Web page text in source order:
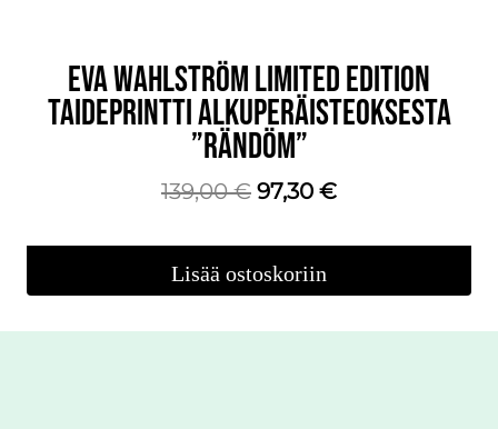
EVA WAHLSTRÖM LIMITED EDITION
TAIDEPRINTTI ALKUPERÄISTEOKSESTA
”RÄNDÖM”
139,00€ Alkuperäinen
oli:
139,00 €.
97,30 €Nykyinen
97,30 €.
Lisää ostoskoriin